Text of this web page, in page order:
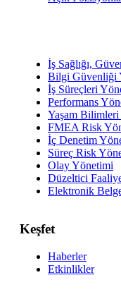
İş Sağlığı,
Bilgi Güvenliği
İş Süreçleri
Performans
Yaşam
FMEA Risk
İç Denetim
Süreç Risk
Olay Yönetimi
Düzeltici
Elektronik
Keşfet
Haberler
Etkinlikler